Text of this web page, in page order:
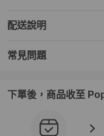
配送說明
常見問題
下單後，商品收至